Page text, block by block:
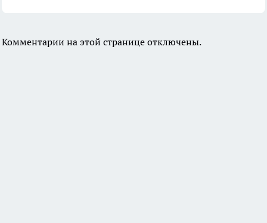
Комментарии на этой странице отключены.